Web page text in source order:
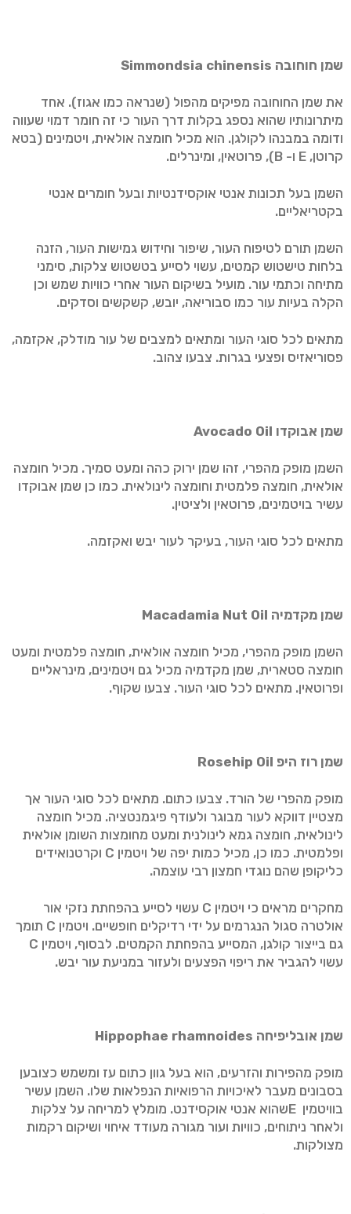
שמן חוחובה Simmondsia chinensis
את שמן החוחובה מפיקים מהפול (שנראה כמו אגוז). אחד
מיתרונותיו שהוא נספג בקלות דרך העור כי זה חומר דמוי שעווה
ודומה במבנהו לקולגן. הוא מכיל חומצה אולאית, ויטמינים (בטא
קרוטן, E ו- B), פרוטאין, ומינרלים.
השמן בעל תכונות אנטי אוקסידנטיות ובעל חומרים אנטי
בקטריאליים.
השמן תורם לטיפוח העור, שיפור וחידוש גמישות העור, הזנה
בלחות טישטוש קמטים, עשוי לסייע בטשטוש צלקות, סימני
מתיחה וכתמי עור. מועיל בשיקום העור אחרי כוויות שמש וכן
הקלה בעיות עור כמו סבוריאה, יובש, קשקשים וסדקים.
מתאים לכל סוגי העור ומתאים למצבים של עור מודלק, אקזמה,
פסוריאזיס ופצעי בגרות. צבעו צהוב.
שמן אבוקדו Avocado Oil
השמן מופק מהפרי, זהו שמן ירוק כהה ומעט סמיך. מכיל חומצה
אולאית, חומצה פלמטית וחומצה לינולאית. כמו כן שמן אבוקדו
עשיר בויטמינים, פרוטאין ולציטין.
מתאים לכל סוגי העור, בעיקר לעור יבש ואקזמה.
שמן מקדמיה Macadamia Nut Oil
השמן מופק מהפרי, מכיל חומצה אולאית, חומצה פלמטית ומעט
חומצה סטארית, שמן מקדמיה מכיל גם ויטמינים, מינראליים
ופרוטאין. מתאים לכל סוגי העור. צבעו שקוף.
שמן רוז היפ Rosehip Oil
מופק מהפרי של הורד. צבעו כתום. מתאים לכל סוגי העור אך
מצטיין דווקא לעור מבוגר ולעודף פיגמנטציה. מכיל חומצה
לינולאית, חומצה גמא לינולנית ומעט מחומצות השומן אולאית
ופלמטית. כמו כן, מכיל כמות יפה של ויטמין C וקרטנואידים
כליקופן שהם נוגדי חמצון רבי עוצמה.
מחקרים מראים כי ויטמין C עשוי לסייע בהפחתת נזקי אור
אולטרה סגול הנגרמים על ידי רדיקלים חופשיים. ויטמין C תומך
גם בייצור קולגן, המסייע בהפחתת הקמטים. לבסוף, ויטמין C
עשוי להגביר את ריפוי הפצעים ולעזור במניעת עור יבש.
שמן אובליפיחה Hippophae rhamnoides
מופק מהפירות והזרעים, הוא בעל גוון כתום עז ומשמש כצובען
בסבונים מעבר לאיכויות הרפואיות הנפלאות שלו. השמן עשיר
בוויטמין Eשהוא אנטי אוקסידנט. מומלץ למריחה על צלקות
ולאחר ניתוחים, כוויות ועור מגורה מעודד איחוי ושיקום רקמות
מצולקות.